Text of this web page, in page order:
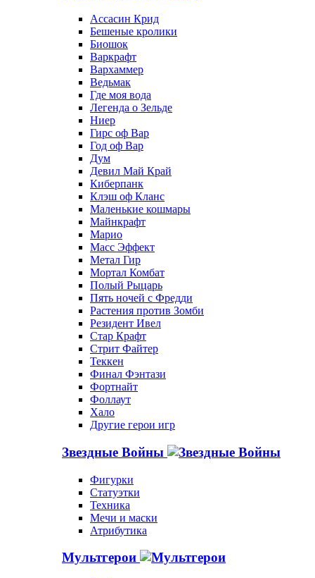
Ассасин Крид
Бешеные кролики
Биошок
Варкрафт
Вархаммер
Ведьмак
Где моя вода
Легенда о Зельде
Ниер
Гирс оф Вар
Год оф Вар
Дум
Девил Май Край
Киберпанк
Клэш оф Кланс
Маленькие кошмары
Майнкрафт
Марио
Масс Эффект
Метал Гир
Мортал Комбат
Полый Рыцарь
Пять ночей с Фредди
Растения против Зомби
Резидент Ивел
Стар Крафт
Стрит Файтер
Теккен
Финал Фэнтази
Фортнайт
Фоллаут
Хало
Другие герои игр
Звездные Войны
Фигурки
Статуэтки
Техника
Мечи и маски
Атрибутика
Мультгерои